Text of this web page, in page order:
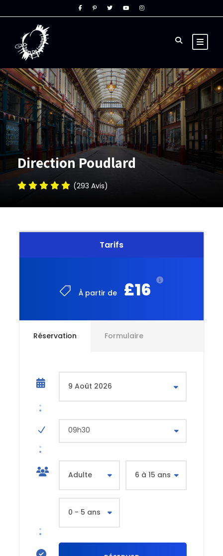
Direction Poudlard
(293 Avis)
Tarifs
À partir de £16
Réservation Formulaire
09h30